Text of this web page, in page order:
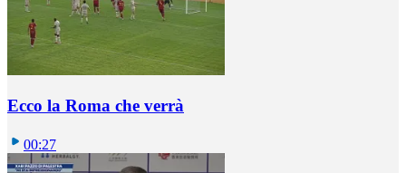
Ecco la Roma che verrà
00:27